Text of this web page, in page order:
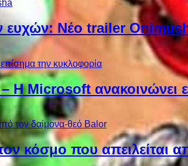
ευχών: Νέο trailer
Η Microsoft ανακοινώνει
κόσμο που απειλείται